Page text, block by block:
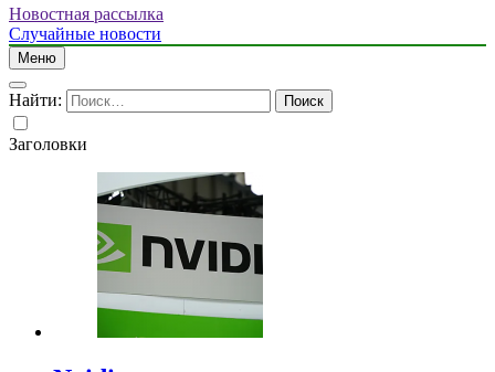
Новостная рассылка
Случайные новости
Меню
Найти:
Заголовки